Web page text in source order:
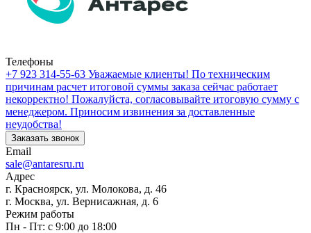
Телефоны
+7 923 314-55-63 Уважаемые клиенты! По техническим
причинам расчет итоговой суммы заказа сейчас работает
некорректно! Пожалуйста, согласовывайте итоговую сумму с
менеджером. Приносим извинения за доставленные
неудобства!
Заказать звонок
Email
sale@antaresru.ru
Адрес
г. Красноярск, ул. Молокова, д. 46
г. Москва, ул. Вернисажная, д. 6
Режим работы
Пн - Пт: с 9:00 до 18:00